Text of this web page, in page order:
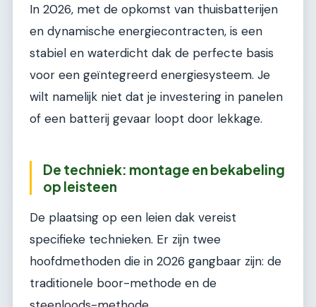
In 2026, met de opkomst van thuisbatterijen
en dynamische energiecontracten, is een
stabiel en waterdicht dak de perfecte basis
voor een geïntegreerd energiesysteem. Je
wilt namelijk niet dat je investering in panelen
of een batterij gevaar loopt door lekkage.
De techniek: montage en bekabeling
op leisteen
De plaatsing op een leien dak vereist
specifieke technieken. Er zijn twee
hoofdmethoden die in 2026 gangbaar zijn: de
traditionele boor-methode en de